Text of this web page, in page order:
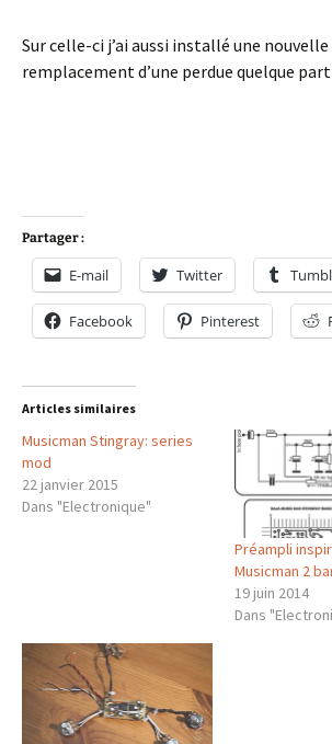
Sur celle-ci j’ai aussi installé une
remplacement d’une perdue quelque part
Partager :
E-mail Twitter
Facebook Pinterest
Articles similaires
Musicman Stingray: series
mod
22 janvier 2015
Dans "Electronique"
Préampli
Musicman 2
19 juin 2014
Dans